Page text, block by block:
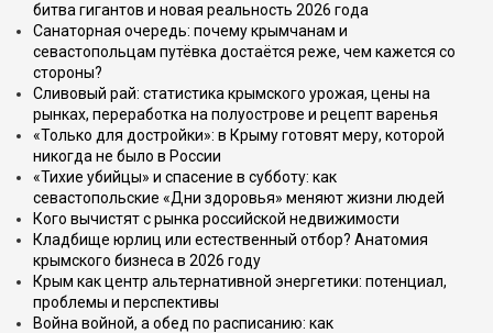
битва гигантов и новая реальность 2026 года
Санаторная очередь: почему крымчанам и
севастопольцам путёвка достаётся реже, чем кажется со
стороны?
Сливовый рай: статистика крымского урожая, цены на
рынках, переработка на полуострове и рецепт варенья
«Только для достройки»: в Крыму готовят меру, которой
никогда не было в России
«Тихие убийцы» и спасение в субботу: как
севастопольские «Дни здоровья» меняют жизни людей
Кого вычистят с рынка российской недвижимости
Кладбище юрлиц или естественный отбор? Анатомия
крымского бизнеса в 2026 году
Крым как центр альтернативной энергетики: потенциал,
проблемы и перспективы
Война войной, а обед по расписанию: как